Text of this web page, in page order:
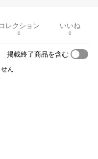
コレクション
0
いいね
0
掲載終了商品を含む
ん